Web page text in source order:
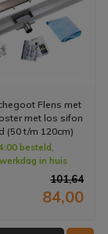
Flens met
met los sifon
(50 t/m 120cm)
besteld,
in huis
101,64
84,00